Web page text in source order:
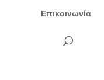
Επικοινωνία